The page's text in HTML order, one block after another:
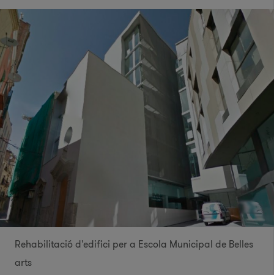
Rehabilitació d'edifici per a Escola Municipal de Belles
arts